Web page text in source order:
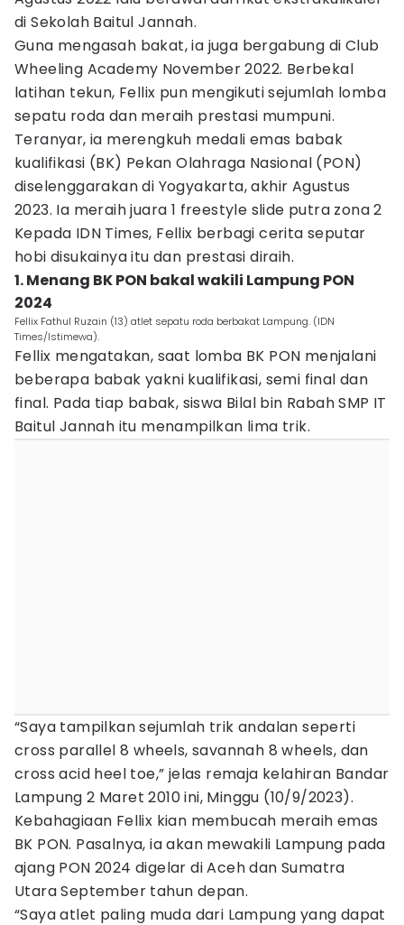
di Sekolah Baitul Jannah.
Guna mengasah bakat, ia juga bergabung di Club
Wheeling Academy November 2022. Berbekal
latihan tekun, Fellix pun mengikuti sejumlah lomba
sepatu roda dan meraih prestasi mumpuni.
Teranyar, ia merengkuh medali emas babak
kualifikasi (BK) Pekan Olahraga Nasional (PON)
diselenggarakan di Yogyakarta, akhir Agustus
2023. Ia meraih juara 1 freestyle slide putra zona 2
Kepada IDN Times, Fellix berbagi cerita seputar
hobi disukainya itu dan prestasi diraih.
1. Menang BK PON bakal wakili Lampung PON
2024
Fellix Fathul Ruzain (13) atlet sepatu roda berbakat Lampung. (IDN
Times/Istimewa).
Fellix mengatakan, saat lomba BK PON menjalani
beberapa babak yakni kualifikasi, semi final dan
final. Pada tiap babak, siswa Bilal bin Rabah SMP IT
Baitul Jannah itu menampilkan lima trik.
“Saya tampilkan sejumlah trik andalan seperti
cross parallel 8 wheels, savannah 8 wheels, dan
cross acid heel toe,” jelas remaja kelahiran Bandar
Lampung 2 Maret 2010 ini, Minggu (10/9/2023).
Kebahagiaan Fellix kian membucah meraih emas
BK PON. Pasalnya, ia akan mewakili Lampung pada
ajang PON 2024 digelar di Aceh dan Sumatra
Utara September tahun depan.
“Saya atlet paling muda dari Lampung yang dapat